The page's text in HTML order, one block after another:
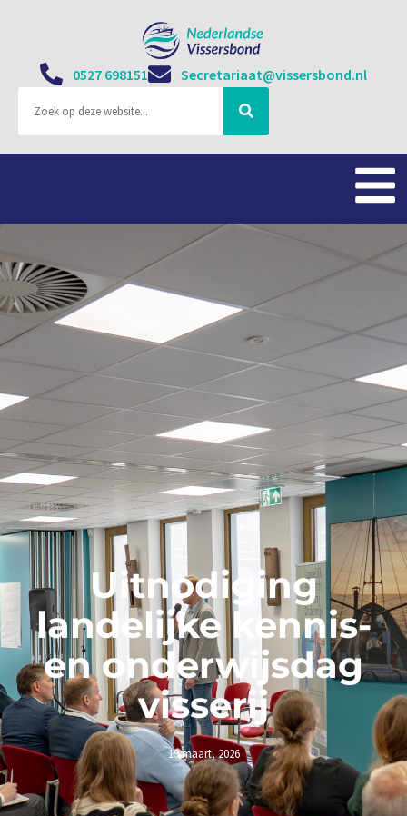
0527 698151 Secretariaat@vissersbond.nl
Uitnodiging
landelijke kennis-
en onderwijsdag
visserij
19 maart, 2026